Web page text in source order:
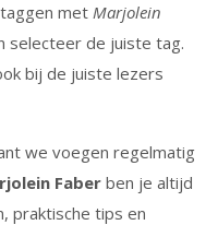
met Marjolein
selecteer de juiste tag.
bij de juiste lezers
we voegen regelmatig
Faber ben je altijd
praktische tips en